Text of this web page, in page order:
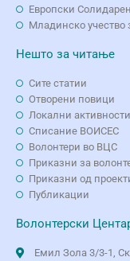
Европски
Младинско учество
Нешто за читање
Сите статии
Отворени повици
Локални активности
Списание ВОИСЕС
Волонтери во ВЦС
Приказни за
Приказни од
Публикации
Волонтерски
Емил Зола 3/3-1,